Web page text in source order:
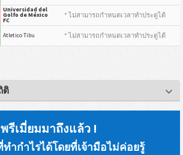
Universidad del
Golfo de México
FC
* ไม่สามารถกำหนดเวลาทำประตูได้
Atletico Tibu * ไม่สามารถกำหนดเวลาทำประตูได้
ติ
พรีเมี่ยมมาถึงแล้ว !
ทำกำไรได้โดยที่เจ้ามือไม่ค่อยรู้